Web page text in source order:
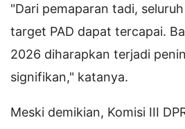
"Dari pemaparan tadi,
target PAD dapat tercapai.
2026 diharapkan terjadi
signifikan," katanya.
Meski demikian, Komisi III